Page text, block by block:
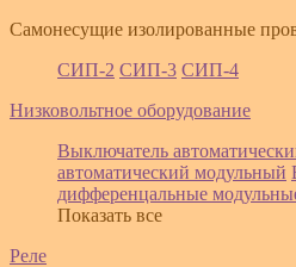
Самонесущие изолированные
СИП-2 СИП-3 СИП-4
Низковольтное оборудование
Выключатель
автоматический модульный
дифференцальные
Показать все
Реле